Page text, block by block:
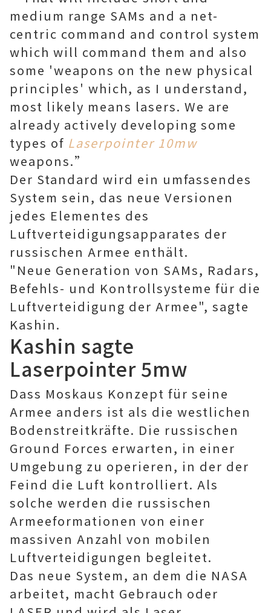
medium range SAMs and a net-
centric command and control system
which will command them and also
some 'weapons on the new physical
principles' which, as I understand,
most likely means lasers. We are
already actively developing some
types of Laserpointer 10mw
weapons.”
Der Standard wird ein umfassendes
System sein, das neue Versionen
jedes Elementes des
Luftverteidigungsapparates der
russischen Armee enthält.
"Neue Generation von SAMs, Radars,
Befehls- und Kontrollsysteme für die
Luftverteidigung der Armee", sagte
Kashin.
Kashin sagte
Laserpointer 5mw
Dass Moskaus Konzept für seine
Armee anders ist als die westlichen
Bodenstreitkräfte. Die russischen
Ground Forces erwarten, in einer
Umgebung zu operieren, in der der
Feind die Luft kontrolliert. Als
solche werden die russischen
Armeeformationen von einer
massiven Anzahl von mobilen
Luftverteidigungen begleitet.
Das neue System, an dem die NASA
arbeitet, macht Gebrauch oder